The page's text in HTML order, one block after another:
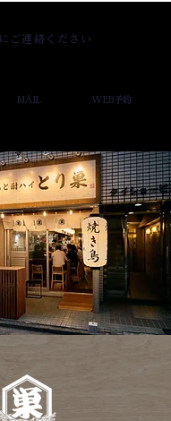
ご連絡ください
MAIL WEB予約